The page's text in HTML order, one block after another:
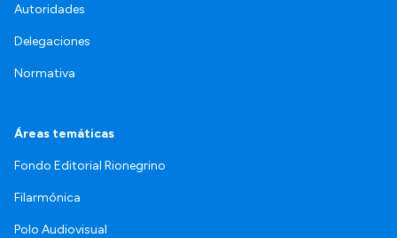
Autoridades
Delegaciones
Normativa
Áreas temáticas
Fondo Editorial Rionegrino
Filarmónica
Polo Audiovisual